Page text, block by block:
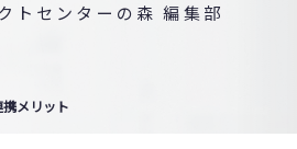
トセンターの森 編集部
メリット